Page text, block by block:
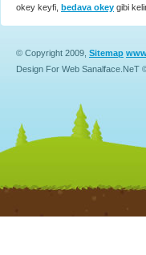
okey keyfi, bedava okey gibi
© Copyright 2009, Sitemap
Design For Web Sanalface.NeT